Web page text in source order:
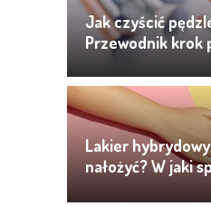
Jak czyścić
Przewodnik krok
Lakier
nałożyć? W jaki